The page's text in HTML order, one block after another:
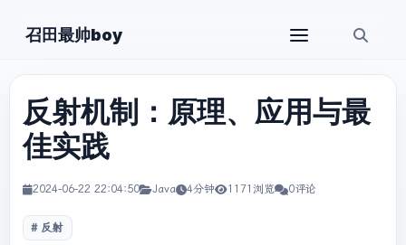
召田最帅boy
反射机制：原理、应用与最
佳实践
2024-06-22 22:04:50 Java 4分钟 1171浏览 0评论
反射